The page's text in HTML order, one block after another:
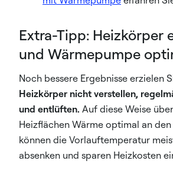
Extra-Tipp: Heizkörper
und Wärmepumpe
Noch bessere Ergebnisse erzielen
Heizkörper nicht verstellen,
und entlüften. Auf diese Weise
Heizflächen Wärme optimal an den
können die Vorlauftemperatur
absenken und sparen Heizkosten